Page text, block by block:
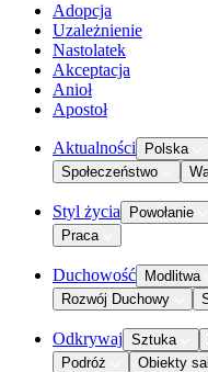
Adopcja
Uzależnienie
Nastolatek
Akceptacja
Anioł
Apostoł
Aktualności Polska
Społeczeństwo
Styl życia Powołanie
Praca
Duchowość Modlitwa
Rozwój Duchowy
Odkrywaj Sztuka
Podróż
Obiekty